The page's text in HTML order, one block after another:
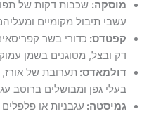
מוסקה: שכבות דקות של
עשבי תיבול מקומיים
קפטדס: כדורי בשר
דק ובצל, מטוגנים בשמן
דולמאדס: תערובת של אורז,
בעלי גפן ומבושלים ברוטב
גמיסטה: עגבניות או